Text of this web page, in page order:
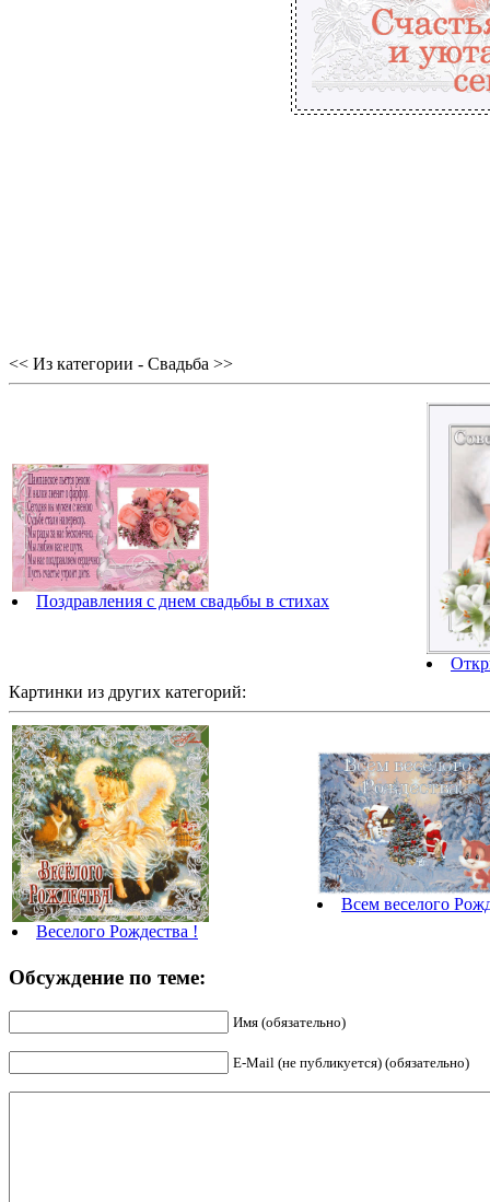
<< Из категории - Свадьба >>
Поздравления с днем свадьбы в стихах
Картинки из других категорий:
Веселого Рождества !
Всем веселого
Обсуждение по теме:
Имя (обязательно)
E-Mail (не публикуется) (обязательно)